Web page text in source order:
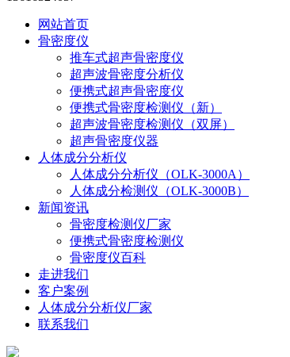
网站首页
骨密度仪
推车式超声骨密度仪
超声波骨密度分析仪
便携式超声骨密度仪
便携式骨密度检测仪（新）
超声波骨密度检测仪（双屏）
超声骨密度仪器
人体成分分析仪
人体成分分析仪（OLK-3000A）
人体成分检测仪（OLK-3000B）
新闻资讯
骨密度检测仪厂家
便携式骨密度检测仪
骨密度仪百科
走进我们
客户案例
人体成分分析仪厂家
联系我们